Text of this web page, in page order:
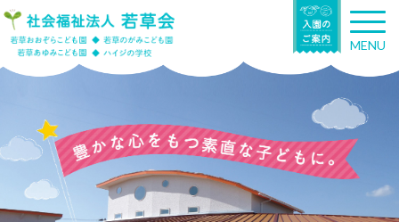
T
o
g
n
g
a
MENU